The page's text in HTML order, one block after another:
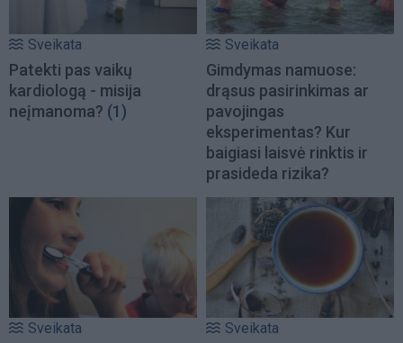
Sveikata
Patekti pas vaikų
kardiologą - misija
neįmanoma? (1)
Sveikata
Gimdymas namuose:
drąsus pasirinkimas ar
pavojingas
eksperimentas? Kur
baigiasi laisvė rinktis ir
prasideda rizika?
Sveikata Sveikata